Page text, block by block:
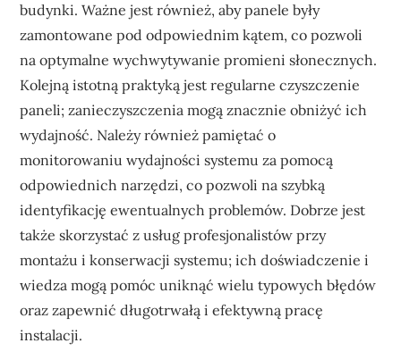
budynki. Ważne jest również, aby panele były
zamontowane pod odpowiednim kątem, co pozwoli
na optymalne wychwytywanie promieni słonecznych.
Kolejną istotną praktyką jest regularne czyszczenie
paneli; zanieczyszczenia mogą znacznie obniżyć ich
wydajność. Należy również pamiętać o
monitorowaniu wydajności systemu za pomocą
odpowiednich narzędzi, co pozwoli na szybką
identyfikację ewentualnych problemów. Dobrze jest
także skorzystać z usług profesjonalistów przy
montażu i konserwacji systemu; ich doświadczenie i
wiedza mogą pomóc uniknąć wielu typowych błędów
oraz zapewnić długotrwałą i efektywną pracę
instalacji.